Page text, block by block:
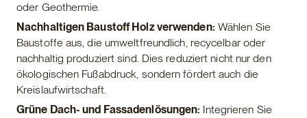
oder Geothermie.
Nachhaltigen Baustoff Holz verwenden: Wählen Sie
Baustoffe aus, die umweltfreundlich, recycelbar oder
nachhaltig produziert sind. Dies reduziert nicht nur den
ökologischen Fußabdruck, sondern fördert auch die
Kreislaufwirtschaft.
Grüne Dach- und Fassadenlösungen: Integrieren Sie